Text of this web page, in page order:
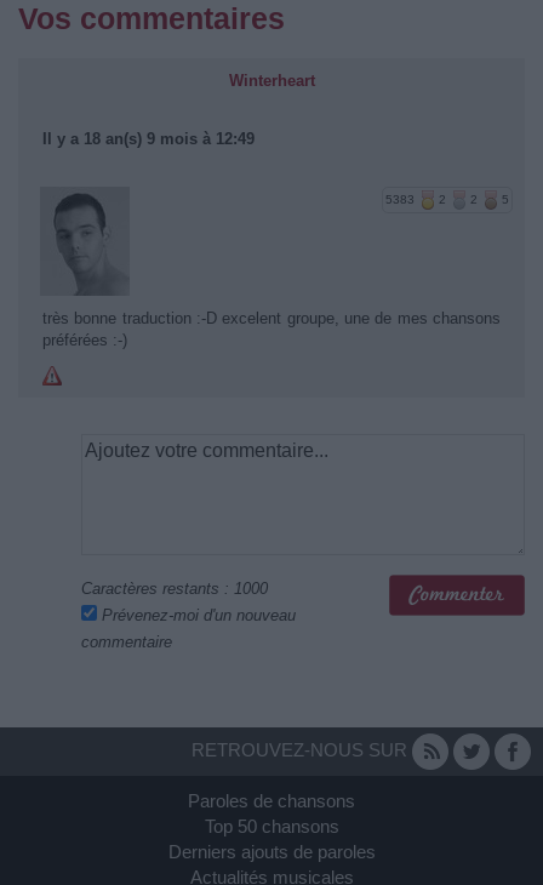
Vos commentaires
Winterheart
Il y a 18 an(s) 9 mois à 12:49
5383 2 2 5
très bonne traduction :-D excelent groupe, une de mes chansons
préférées :-)
Caractères restants : 1000
Prévenez-moi d'un nouveau
commentaire
RETROUVEZ-NOUS SUR
Paroles de chansons
Top 50 chansons
Derniers ajouts de paroles
Actualités musicales